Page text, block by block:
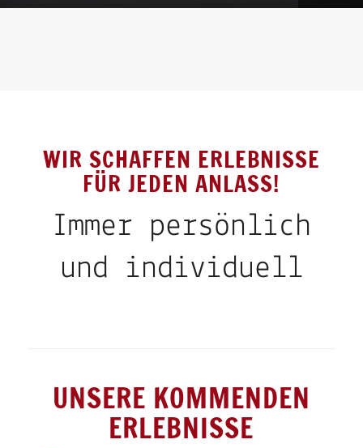
WIR SCHAFFEN ERLEBNISSE
FÜR JEDEN ANLASS!
Immer persönlich
und individuell
UNSERE KOMMENDEN
ERLEBNISSE